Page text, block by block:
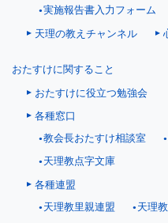
実施報告書入力フォーム
天理の教えチャンネル
おたすけに関すること
おたすけに役立つ勉強会
各種窓口
教会長おたすけ相談室
天理教点字文庫
各種連盟
天理教里親連盟 天理